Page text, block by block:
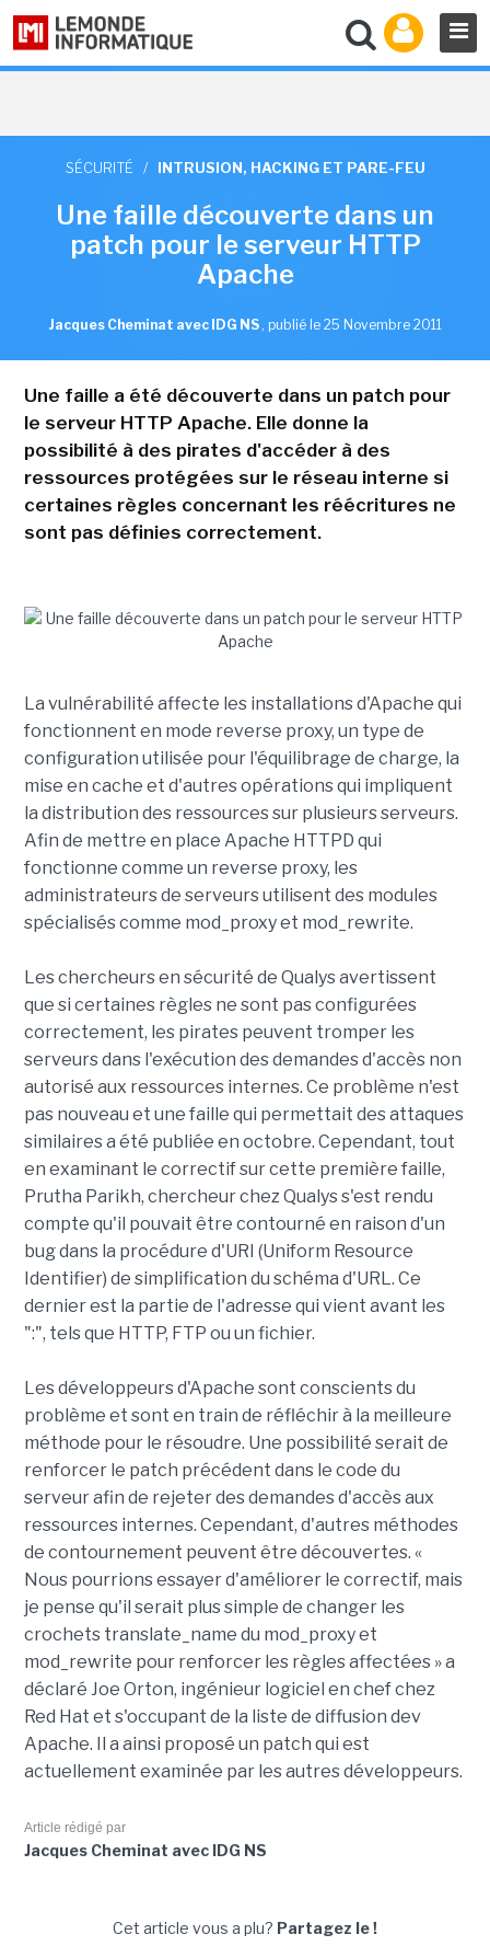
SÉCURITÉ / INTRUSION, HACKING ET PARE-FEU
Une faille découverte dans un
patch pour le serveur HTTP
Apache
Jacques Cheminat avec IDG NS , publié le 25 Novembre 2011
Une faille a été découverte dans un patch pour
le serveur HTTP Apache. Elle donne la
possibilité à des pirates d'accéder à des
ressources protégées sur le réseau interne si
certaines règles concernant les réécritures ne
sont pas définies correctement.
La vulnérabilité affecte les installations d'Apache qui
fonctionnent en mode reverse proxy, un type de
configuration utilisée pour l'équilibrage de charge, la
mise en cache et d'autres opérations qui impliquent
la distribution des ressources sur plusieurs serveurs.
Afin de mettre en place Apache HTTPD qui
fonctionne comme un reverse proxy, les
administrateurs de serveurs utilisent des modules
spécialisés comme mod_proxy et mod_rewrite.
Les chercheurs en sécurité de Qualys avertissent
que si certaines règles ne sont pas configurées
correctement, les pirates peuvent tromper les
serveurs dans l'exécution des demandes d'accès non
autorisé aux ressources internes. Ce problème n'est
pas nouveau et une faille qui permettait des attaques
similaires a été publiée en octobre. Cependant, tout
en examinant le correctif sur cette première faille,
Prutha Parikh, chercheur chez Qualys s'est rendu
compte qu'il pouvait être contourné en raison d'un
bug dans la procédure d'URI (Uniform Resource
Identifier) de simplification du schéma d'URL. Ce
dernier est la partie de l'adresse qui vient avant les
":", tels que HTTP, FTP ou un fichier.
Les développeurs d'Apache sont conscients du
problème et sont en train de réfléchir à la meilleure
méthode pour le résoudre. Une possibilité serait de
renforcer le patch précédent dans le code du
serveur afin de rejeter des demandes d'accès aux
ressources internes. Cependant, d'autres méthodes
de contournement peuvent être découvertes. «
Nous pourrions essayer d'améliorer le correctif, mais
je pense qu'il serait plus simple de changer les
crochets translate_name du mod_proxy et
mod_rewrite pour renforcer les règles affectées » a
déclaré Joe Orton, ingénieur logiciel en chef chez
Red Hat et s'occupant de la liste de diffusion dev
Apache. Il a ainsi proposé un patch qui est
actuellement examinée par les autres développeurs.
Article rédigé par
Jacques Cheminat avec IDG NS
Cet article vous a plu? Partagez le !